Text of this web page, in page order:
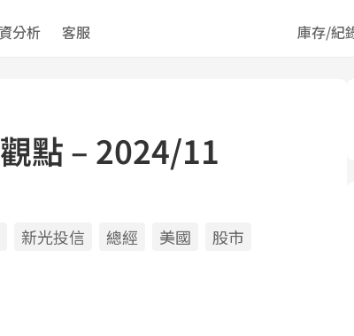
分析 客服 庫存/紀
點 – 2024/11
新光投信 總經 美國 股市